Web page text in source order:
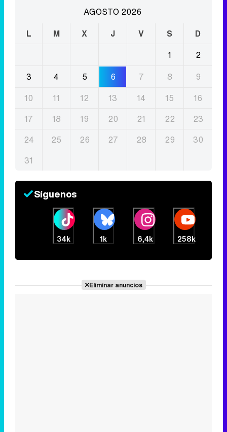
AGOSTO 2026
L
M X J V S
D
1
2
3
4 5 6 7 8
9
10
11 12 13 14 15
16
17
18 19 20 21 22
23
24
25 26 27 28 29
30
31
Síguenos
34k 1k 6,4k 258k
Eliminar anuncios